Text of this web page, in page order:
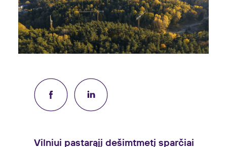
Vilniui pastarąjį dešimtmetį sparčiai